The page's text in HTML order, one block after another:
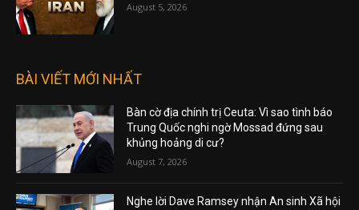
August 5, 2026
BÀI VIẾT MỚI NHẤT
Bàn cờ địa chính trị Ceuta: Vì sao tình báo
Trung Quốc nghi ngờ Mossad đứng sau
khủng hoảng di cư?
August 7, 2026
Nghe lời Dave Ramsey nhận An sinh Xã hội